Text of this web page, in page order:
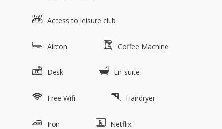
Access to leisure club
Aircon Coffee Machine
Desk En-suite
Free Wifi Hairdryer
Iron Netflix